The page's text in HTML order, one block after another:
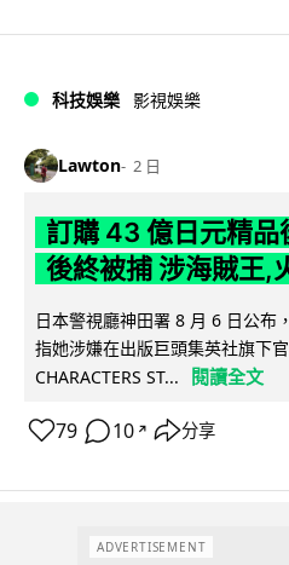
科技娛樂 影視娛樂
Lawton 2 日
訂購 43 億日元精品
後終被捕 涉海賊王,
日本警視廳神田署 8 月 6 日公布
指她涉嫌在出版巨頭集英社旗下
CHARACTERS ST...
閱讀全文
79 10 ↗ 分享
ADVERTISEMENT